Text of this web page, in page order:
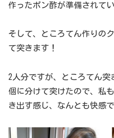
作ったポン酢が準備されてい
そして、ところてん作りの
て突きます！
2人分ですが、ところてん
個に分けて突けたので、私
き出す感じ、なんとも快感